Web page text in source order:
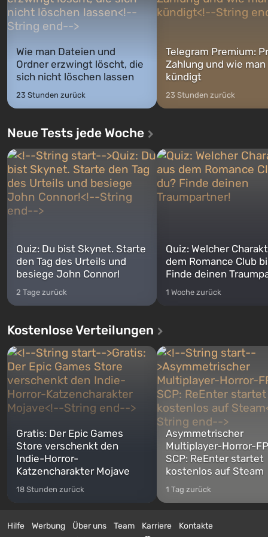
Wie man Dateien und
Ordner erzwingt löscht, die
sich nicht löschen lassen
23 Stunden zurück
Telegram Premium:
Zahlung und wie man
kündigt
23 Stunden zurück
Neue Tests jede Woche
Quiz: Du bist Skynet. Starte
den Tag des Urteils und
besiege John Connor!
2 Tage zurück
Quiz: Welcher
dem Romance Club
Finde deinen
1 Woche zurück
Kostenlose Verteilungen
Gratis: Der Epic Games
Store verschenkt den
Indie-Horror-
Katzencharakter Mojave
18 Stunden zurück
Asymmetrischer
Multiplayer-Horror-
SCP: ReEnter startet
kostenlos auf Steam
1 Tag zurück
Hilfe Werbung Über uns Team Karriere
Kontakte